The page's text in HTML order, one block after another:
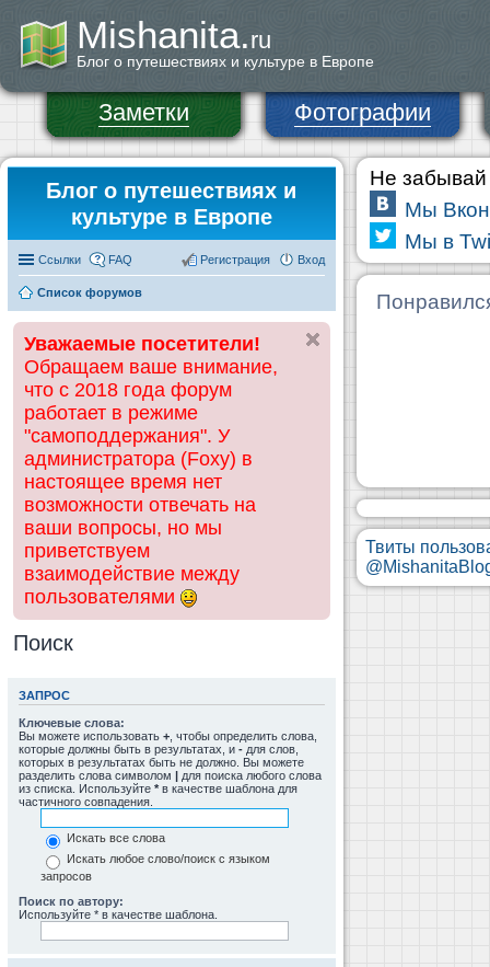
Mishanita.ru
Блог о путешествиях и культуре в Европе
Заметки Фотографии
Блог о путешествиях и
культуре в Европе
Ссылки FAQ Вход
Регистрация
Список форумов
Уважаемые посетители!
Обращаем ваше внимание,
что с 2018 года форум
работает в режиме
"самоподдержания". У
администратора (Foxy) в
настоящее время нет
возможности отвечать на
ваши вопросы, но мы
приветствуем
взаимодействие между
пользователями
Поиск
ЗАПРОС
Ключевые слова:
Вы можете использовать + , чтобы определить слова,
которые должны быть в результатах, и - для слов,
которых в результатах быть не должно. Вы можете
разделить слова символом | для поиска любого слова
из списка. Используйте * в качестве шаблона для
частичного совпадения.
Искать все слова
Искать любое слово/поиск с языком
запросов
Поиск по автору:
Используйте * в качестве шаблона.
Не забывай
Мы
Мы в
Твиты